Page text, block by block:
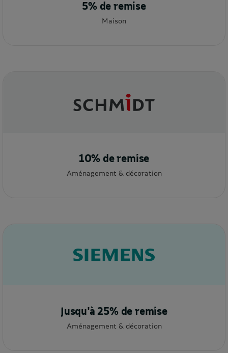
5% de remise
Maison
10% de remise
Aménagement & décoration
Jusqu'à 25% de remise
Aménagement & décoration